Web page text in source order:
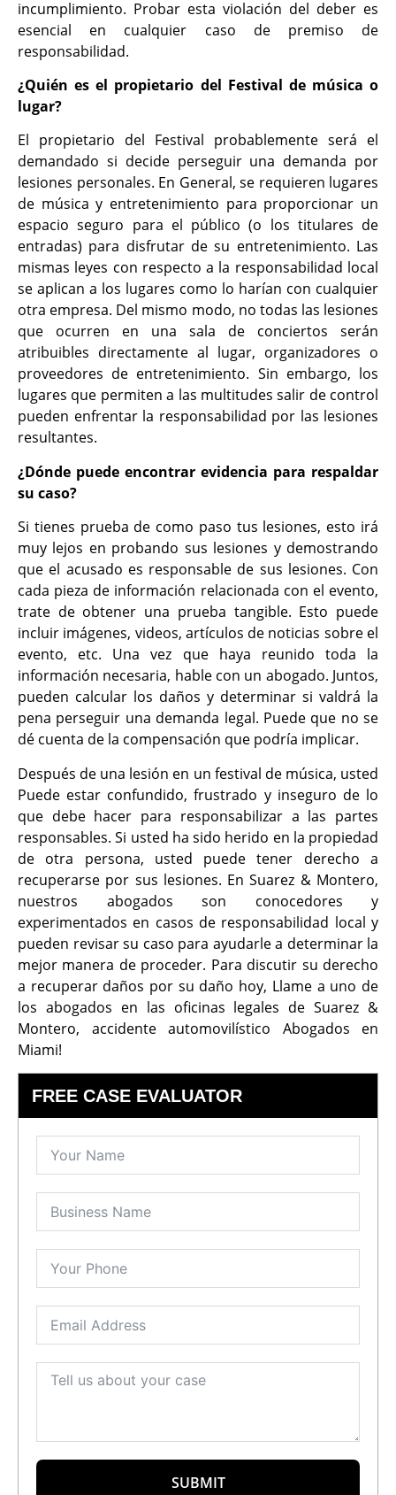
incumplimiento. Probar esta violación del deber es
esencial en cualquier caso de premiso de
responsabilidad.
¿Quién es el propietario del Festival de música o
lugar?
El propietario del Festival probablemente será el
demandado si decide perseguir una demanda por
lesiones personales. En General, se requieren lugares
de música y entretenimiento para proporcionar un
espacio seguro para el público (o los titulares de
entradas) para disfrutar de su entretenimiento. Las
mismas leyes con respecto a la responsabilidad local
se aplican a los lugares como lo harían con cualquier
otra empresa. Del mismo modo, no todas las lesiones
que ocurren en una sala de conciertos serán
atribuibles directamente al lugar, organizadores o
proveedores de entretenimiento. Sin embargo, los
lugares que permiten a las multitudes salir de control
pueden enfrentar la responsabilidad por las lesiones
resultantes.
¿Dónde puede encontrar evidencia para respaldar
su caso?
Si tienes prueba de como paso tus lesiones, esto irá
muy lejos en probando sus lesiones y demostrando
que el acusado es responsable de sus lesiones. Con
cada pieza de información relacionada con el evento,
trate de obtener una prueba tangible. Esto puede
incluir imágenes, videos, artículos de noticias sobre el
evento, etc. Una vez que haya reunido toda la
información necesaria, hable con un abogado. Juntos,
pueden calcular los daños y determinar si valdrá la
pena perseguir una demanda legal. Puede que no se
dé cuenta de la compensación que podría implicar.
Después de una lesión en un festival de música, usted
Puede estar confundido, frustrado y inseguro de lo
que debe hacer para responsabilizar a las partes
responsables. Si usted ha sido herido en la propiedad
de otra persona, usted puede tener derecho a
recuperarse por sus lesiones. En Suarez & Montero,
nuestros abogados son conocedores y
experimentados en casos de responsabilidad local y
pueden revisar su caso para ayudarle a determinar la
mejor manera de proceder. Para discutir su derecho
a recuperar daños por su daño hoy, Llame a uno de
los abogados en las oficinas legales de Suarez &
Montero, accidente automovilístico Abogados en
Miami!
FREE CASE EVALUATOR
SUBMIT